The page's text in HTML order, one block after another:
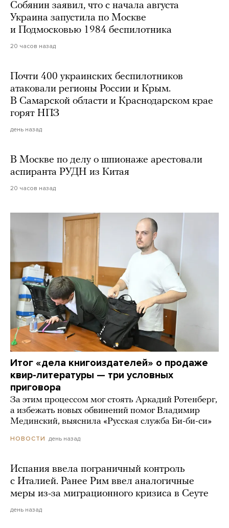
Собянин заявил, что с начала августа
Украина запустила по Москве
и Подмосковью 1984 беспилотника
20 часов назад
Почти 400 украинских беспилотников
атаковали регионы России и Крым.
В Самарской области и Краснодарском крае
горят НПЗ
день назад
В Москве по делу о шпионаже арестовали
аспиранта РУДН из Китая
20 часов назад
Итог «дела книгоиздателей» о продаже
квир-литературы — три условных
приговора
За этим процессом мог стоять Аркадий Ротенберг,
а избежать новых обвинений помог Владимир
Мединский, выяснила «Русская служба Би-би-си»
НОВОСТИ день назад
Испания ввела пограничный контроль
с Италией. Ранее Рим ввел аналогичные
меры из-за миграционного кризиса в Сеуте
день назад